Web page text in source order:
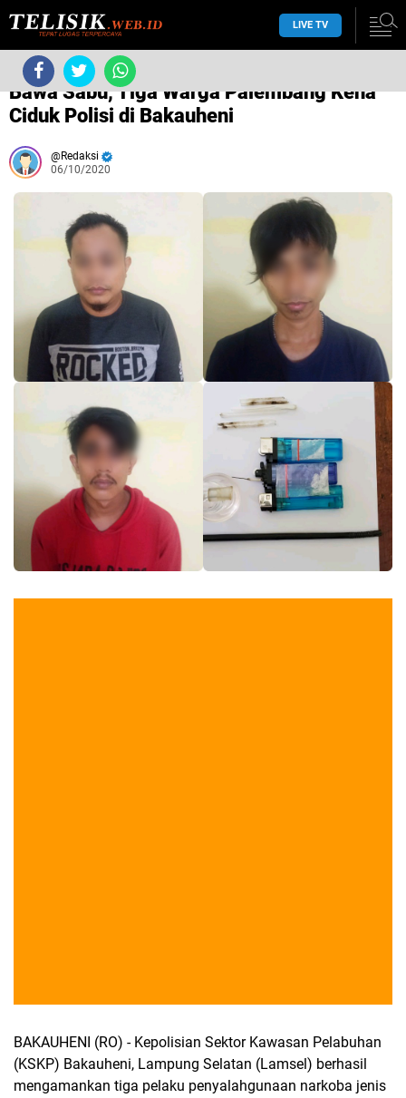
LIVE TV
/Hukum /
Bawa Sabu, Tiga Warga Palembang Kena
Ciduk Polisi di Bakauheni
Redaksi
06/10/2020
BAKAUHENI (RO) - Kepolisian Sektor Kawasan Pelabuhan
(KSKP) Bakauheni, Lampung Selatan (Lamsel) berhasil
mengamankan tiga pelaku penyalahgunaan narkoba jenis